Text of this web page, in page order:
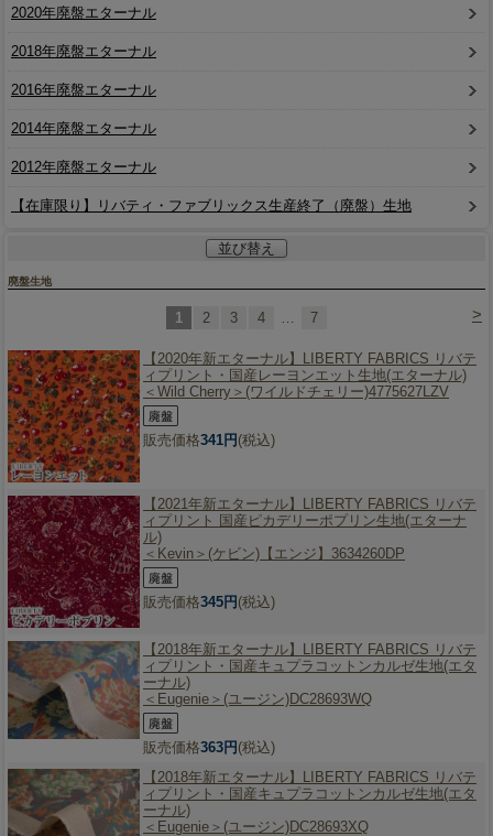
2020年廃盤エターナル
2018年廃盤エターナル
2016年廃盤エターナル
2014年廃盤エターナル
2012年廃盤エターナル
【在庫限り】リバティ・ファブリックス生産終了（廃盤）生地
並び替え
廃盤生地
>
1 2 3 4 … 7
【2020年新エターナル】 LIBERTY FABRICS リバテ
ィプリント・国産レーヨンエット生地(エターナル)
＜Wild Cherry＞(ワイルドチェリー)4775627LZV
販売価格341円(税込)
【2021年新エターナル】 LIBERTY FABRICS リバテ
ィプリント 国産ピカデリーポプリン生地(エターナ
ル)
＜Kevin＞(ケビン)【エンジ】3634260DP
販売価格345円(税込)
【2018年新エターナル】 LIBERTY FABRICS リバテ
ィプリント・国産キュプラコットンカルゼ生地(エタ
ーナル)
＜Eugenie＞(ユージン)DC28693WQ
販売価格363円(税込)
【2018年新エターナル】 LIBERTY FABRICS リバテ
ィプリント・国産キュプラコットンカルゼ生地(エタ
ーナル)
＜Eugenie＞(ユージン)DC28693XQ